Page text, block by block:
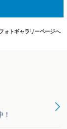
ォトギャラリーページへ